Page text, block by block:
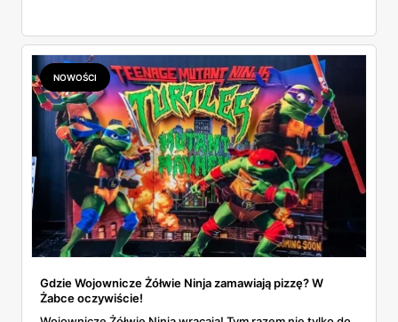
NOWOŚCI
Gdzie Wojownicze Żółwie Ninja zamawiają pizzę? W
Żabce oczywiście!